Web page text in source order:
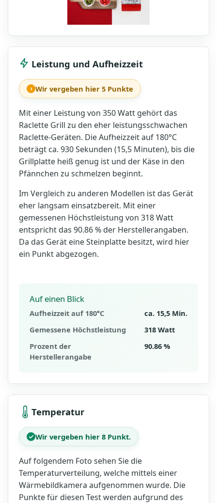
Leistung und Aufheizzeit
Wir vergeben hier 5 Punkte
Mit einer Leistung von 350 Watt gehört das
Raclette Grill zu den eher leistungsschwachen
Raclette-Geräten. Die Aufheizzeit auf 180°C
beträgt ca. 930 Sekunden (15,5 Minuten), bis die
Grillplatte heiß genug ist und der Käse in den
Pfännchen zu schmelzen beginnt.
Im Vergleich zu anderen Modellen ist das Gerät
eher langsam einsatzbereit. Mit einer
gemessenen Höchstleistung von 318 Watt
entspricht das 90.86 % der Herstellerangaben.
Da das Gerät eine Steinplatte besitzt, wird hier
ein Punkt abgezogen.
Auf einen Blick
Aufheizzeit auf 180°C
ca. 15,5 Min.
Gemessene Höchstleistung
318 Watt
Prozent der
Herstellerangabe
90.86 %
Temperatur
Wir vergeben hier 8 Punkt.
Auf folgendem Foto sehen Sie die
Temperaturverteilung, welche mittels einer
Wärmebildkamera aufgenommen wurde. Die
Punkte für diesen Test werden aufgrund des